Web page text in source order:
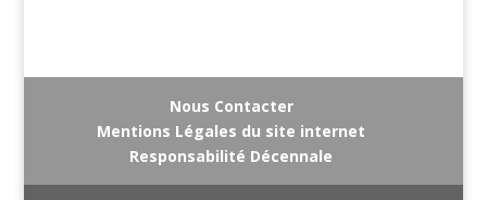
Nous Contacter
Mentions Légales du site internet
Responsabilité Décennale